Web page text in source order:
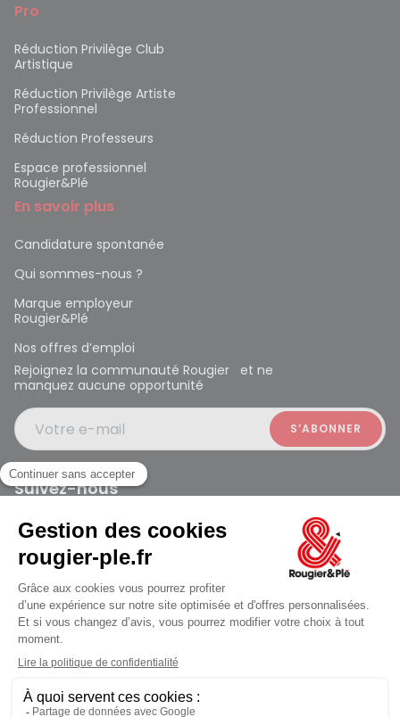
Pro
Réduction Privilège Club
Artistique
Réduction Privilège Artiste
Professionnel
Réduction Professeurs
Espace professionnel
Rougier&Plé
En savoir plus
Candidature spontanée
Qui sommes-nous ?
Marque employeur
Rougier&Plé
Nos offres d’emploi
Rejoignez la communauté Rougier et ne
manquez aucune opportunité
Votre e-mail
Suivez-nous
Rougier et Plé 2024 Copyright
Mentions légales
Conditions générales des ventes